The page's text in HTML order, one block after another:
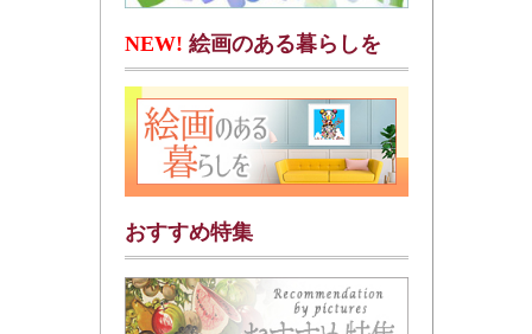
NEW! 絵画のある暮らしを
おすすめ特集